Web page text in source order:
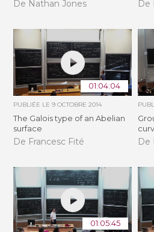
De Nathan Jones De
01:04:04
PUBLIÉE LE9 OCTOBRE 2014
The Galois type of an Abelian
surface
De Francesc Fité De
01:05:45